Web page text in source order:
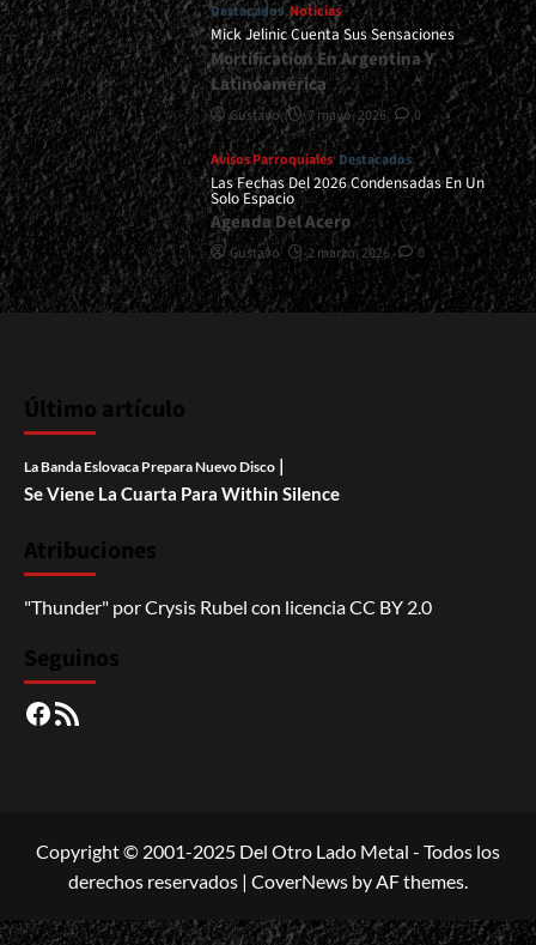
Destacados Noticias
Mick Jelinic Cuenta Sus Sensaciones
Mortification En Argentina Y
Latinoamérica
Gustavo 7 mayo, 2026 0
Avisos Parroquiales Destacados
Las Fechas Del 2026 Condensadas En Un
Solo Espacio
Agenda Del Acero
Gustavo 2 marzo, 2026 0
Último artículo
La Banda Eslovaca Prepara Nuevo Disco |
Se Viene La Cuarta Para Within Silence
Atribuciones
"Thunder" porCrysis Rubel con licenciaCC BY 2.0
Seguinos
Facebook
RSS
Copyright © 2001-2025 Del Otro Lado Metal - Todos los
derechos reservados | CoverNews by AF themes.